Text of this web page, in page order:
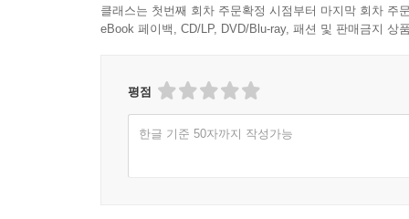
클래스는 첫번째 회차 주문확정 시점부터 마지막 회차 주
eBook 페이백, CD/LP, DVD/Blu-ray, 패션 및 판매금지 상
평점
한글 기준 50자까지 작성가능